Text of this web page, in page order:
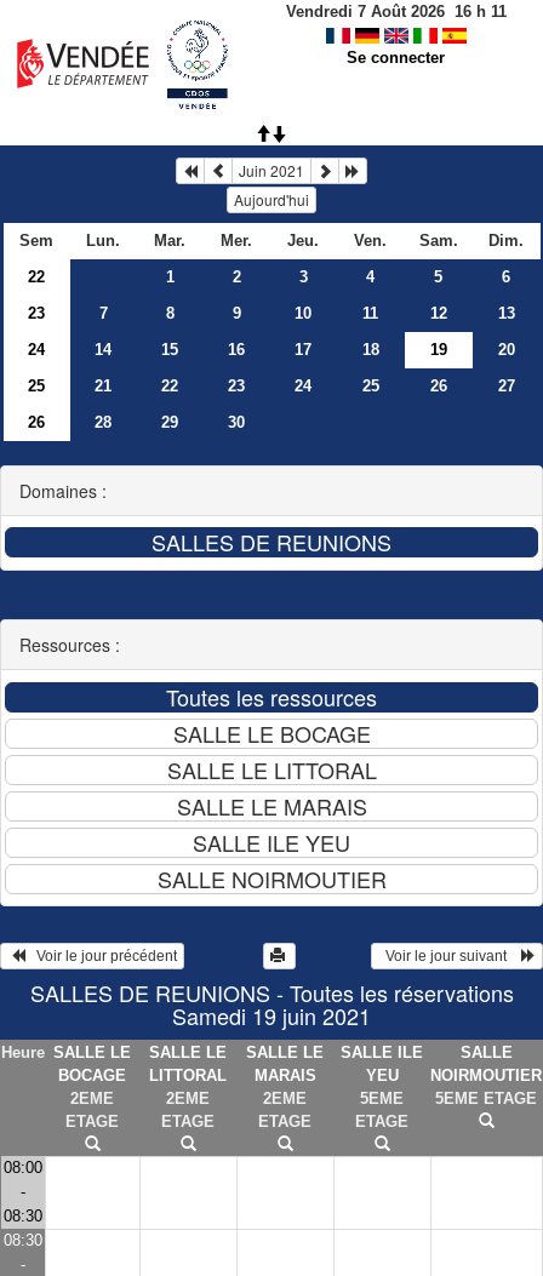
Vendredi 7 Août 2026 16h 11
Se connecter
Juin 2021
Aujourd'hui
Sem Lun. Mar. Mer. Jeu. Ven. Sam.
Dim.
22
1 2 3 4 5
6
23
7 8 9 10 11 12
13
24
14 15 16 17 18 19
20
25
21 22 23 24 25 26
27
26
28 29 30
Domaines :
Ressources :
   Voir le jour précédent
  Voir le jour suivant
SALLES DE REUNIONS - Toutes les réservations
Samedi 19 juin 2021
Heure SALLE LE
BOCAGE
2EME
ETAGE
SALLE LE
LITTORAL
2EME
ETAGE
SALLE LE
MARAIS
2EME
ETAGE
SALLE ILE
YEU
5EME
ETAGE
SALLE
NOIRMOUTIER
5EME ETAGE
08:00
-
08:30
08:30
-